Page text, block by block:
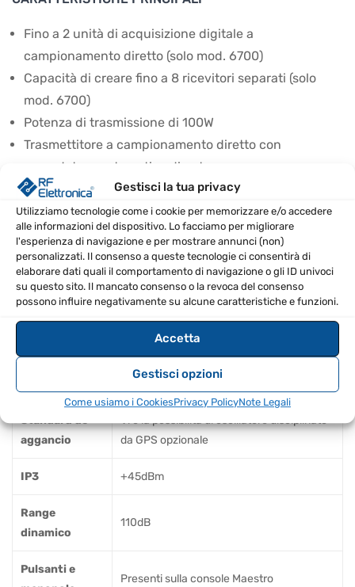
Gestisci la tua privacy
Utilizziamo tecnologie come i cookie per memorizzare e/o accedere
alle informazioni del dispositivo. Lo facciamo per migliorare
l'esperienza di navigazione e per mostrare annunci (non)
personalizzati. Il consenso a queste tecnologie ci consentirà di
elaborare dati quali il comportamento di navigazione o gli ID univoci
su questo sito. Il mancato consenso o la revoca del consenso
possono influire negativamente su alcune caratteristiche e funzioni.
Accetta
Gestisci opzioni
Come usiamo i CookiesPrivacy PolicyNote Legali
Fino a 2 unità di acquisizione digitale a
campionamento diretto (solo mod. 6700)
Capacità di creare fino a 8 ricevitori separati (solo
mod. 6700)
Potenza di trasmissione di 100W
Trasmettitore a campionamento diretto con
accordatore automatico di antenna
Console di controllo Maestro con schermo touch e
funzioni avanzate
CONTENUTO DELLA CONFEZIONE
Flex 6300
Controllo remoto Maestro
Alimentatore 220V
Coppia supporti per inclinazione variabile
SPECIFICHE TECNICHE
Standard de
aggancio
Vi è la possibilità di oscillatore disciplinato
da GPS opzionale
IP3 +45dBm
Range
dinamico
110dB
Pulsanti e
Presenti sulla console Maestro